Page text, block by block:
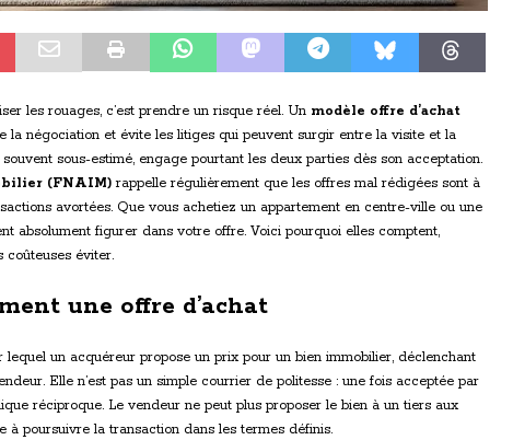
les rouages, c’est prendre un risque réel. Un modèle offre d’achat
la négociation et évite les litiges qui peuvent surgir entre la visite et la
sous-estimé, engage pourtant les deux parties dès son acceptation.
(FNAIM) rappelle régulièrement que les offres mal rédigées sont à
avortées. Que vous achetiez un appartement en centre-ville ou une
absolument figurer dans votre offre. Voici pourquoi elles comptent,
coûteuses éviter.
une offre d’achat
lequel un acquéreur propose un prix pour un bien immobilier, déclenchant
Elle n’est pas un simple courrier de politesse : une fois acceptée par
réciproque. Le vendeur ne peut plus proposer le bien à un tiers aux
à poursuivre la transaction dans les termes définis.